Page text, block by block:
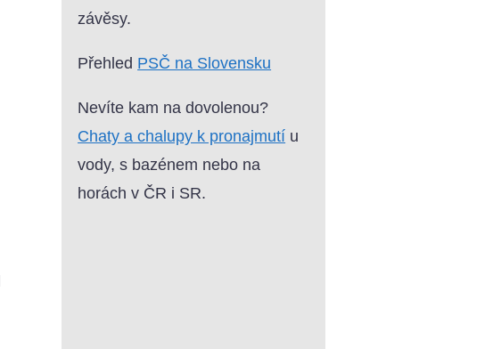
závěsy.
Přehled PSČ na Slovensku
Nevíte kam na dovolenou?
Chaty a chalupy k pronajmutí u
vody, s bazénem nebo na
horách v ČR i SR.